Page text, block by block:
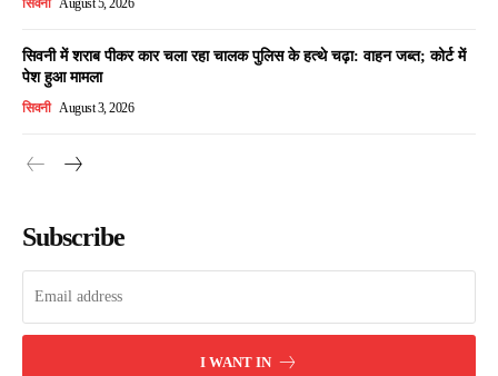
सिवनी August 5, 2026
सिवनी में शराब पीकर कार चला रहा चालक पुलिस के हत्थे चढ़ा: वाहन जब्त; कोर्ट में
पेश हुआ मामला
सिवनी August 3, 2026
Subscribe
I WANT IN